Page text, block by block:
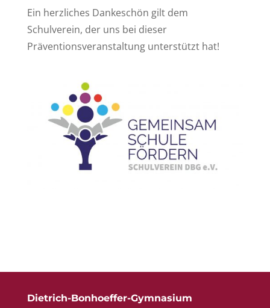
Ein herzliches Dankeschön gilt dem
Schulverein, der uns bei dieser
Präventionsveranstaltung unterstützt hat!
Dietrich-Bonhoeffer-Gymnasium